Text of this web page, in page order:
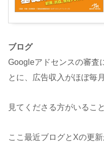
ブログ
Googleアドセンスの審査
とに、広告収入がほぼ毎
見てくださる方がいるこ
ここ最近ブログとXの更